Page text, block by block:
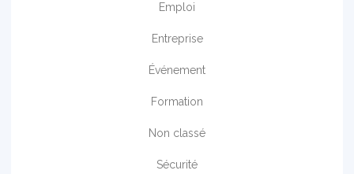
Emploi
Entreprise
Événement
Formation
Non classé
Sécurité